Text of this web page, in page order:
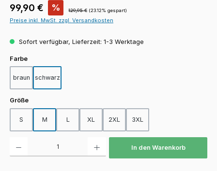
Verkaufspreis:
99,90 € % Regulärer Preis:
129,95 € (23.12% gespart)
Preise inkl. MwSt. zzgl. Versandkosten
Sofort verfügbar, Lieferzeit: 1-3 Werktage
Farbeauswählen
braun schwarz
Größeauswählen
S M L XL 2XL 3XL
In den Warenkorb